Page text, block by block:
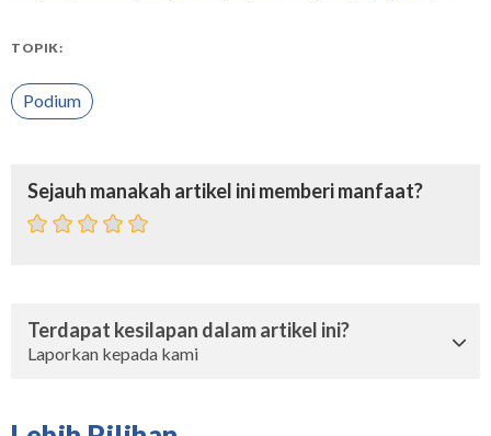
TOPIK:
Podium
Sejauh manakah artikel ini memberi manfaat?
Terdapat kesilapan dalam artikel ini?
Laporkan kepada kami